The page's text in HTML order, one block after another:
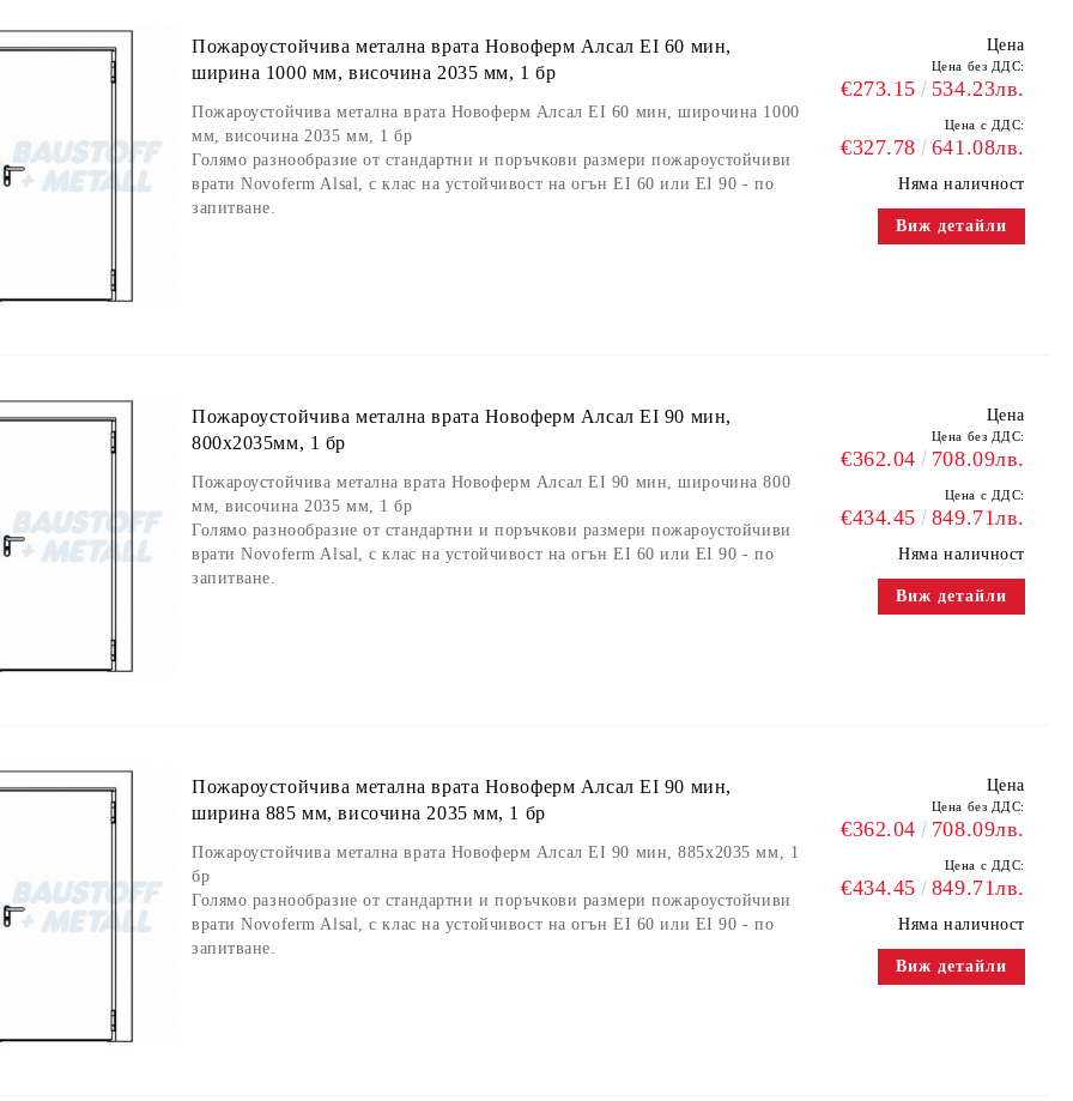
Пожароустойчива метална врата Новоферм Алсал EI 60 мин,
ширина 1000 мм, височина 2035 мм, 1 бр
Пожароустойчива метална врата Новоферм Алсал EI 60 мин, широчина 1000
мм, височина 2035 мм, 1 бр
Голямо разнообразие от стандартни и поръчкови размери пожароустойчиви
врати Novoferm Alsal, с клас на устойчивост на огън EI 60 или EI 90 - по
запитване.
Цена
Цена без ДДС:
€273.15 534.23лв.
Цена с ДДС:
€327.78 641.08лв.
Няма наличност
Виж детайли
Пожароустойчива метална врата Новоферм Алсал EI 90 мин,
800x2035мм, 1 бр
Пожароустойчива метална врата Новоферм Алсал EI 90 мин, широчина 800
мм, височина 2035 мм, 1 бр
Голямо разнообразие от стандартни и поръчкови размери пожароустойчиви
врати Novoferm Alsal, с клас на устойчивост на огън EI 60 или EI 90 - по
запитване.
Цена
Цена без ДДС:
€362.04 708.09лв.
Цена с ДДС:
€434.45 849.71лв.
Няма наличност
Виж детайли
Пожароустойчива метална врата Новоферм Алсал EI 90 мин,
ширина 885 мм, височина 2035 мм, 1 бр
Пожароустойчива метална врата Новоферм Алсал EI 90 мин, 885x2035 мм, 1
бр
Голямо разнообразие от стандартни и поръчкови размери пожароустойчиви
врати Novoferm Alsal, с клас на устойчивост на огън EI 60 или EI 90 - по
запитване.
Цена
Цена без ДДС:
€362.04 708.09лв.
Цена с ДДС:
€434.45 849.71лв.
Няма наличност
Виж детайли